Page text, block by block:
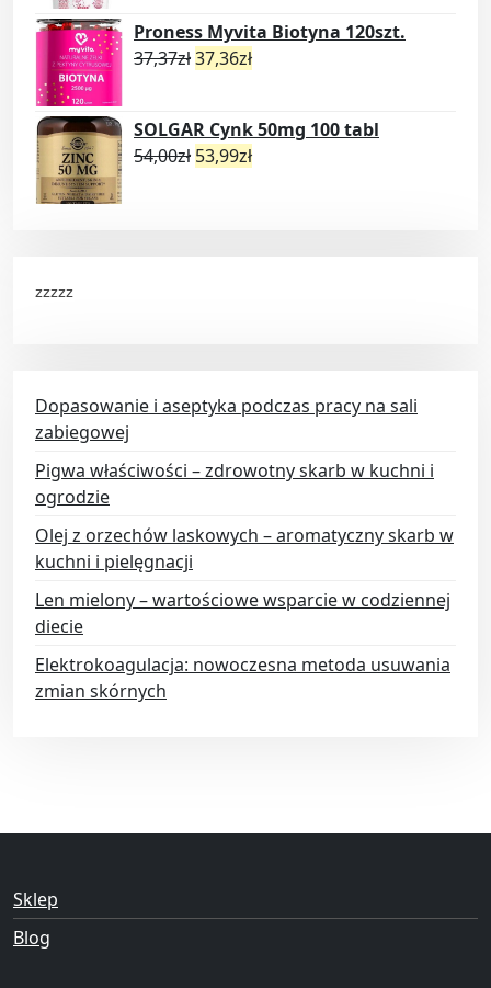
Proness Myvita Biotyna 120szt.
37,37zł37,36zł
SOLGAR Cynk 50mg 100 tabl
54,00zł 53,99zł
zzzzz
Dopasowanie i aseptyka podczas pracy na sali
zabiegowej
Pigwa właściwości – zdrowotny skarb w kuchni i
ogrodzie
Olej z orzechów laskowych – aromatyczny skarb w
kuchni i pielęgnacji
Len mielony – wartościowe wsparcie w codziennej
diecie
Elektrokoagulacja: nowoczesna metoda usuwania
zmian skórnych
Sklep
Blog